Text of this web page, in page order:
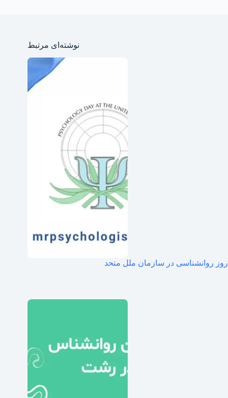
نوشته‌ای مرتبط
روز روانشناسی در سازمان ملل متحد